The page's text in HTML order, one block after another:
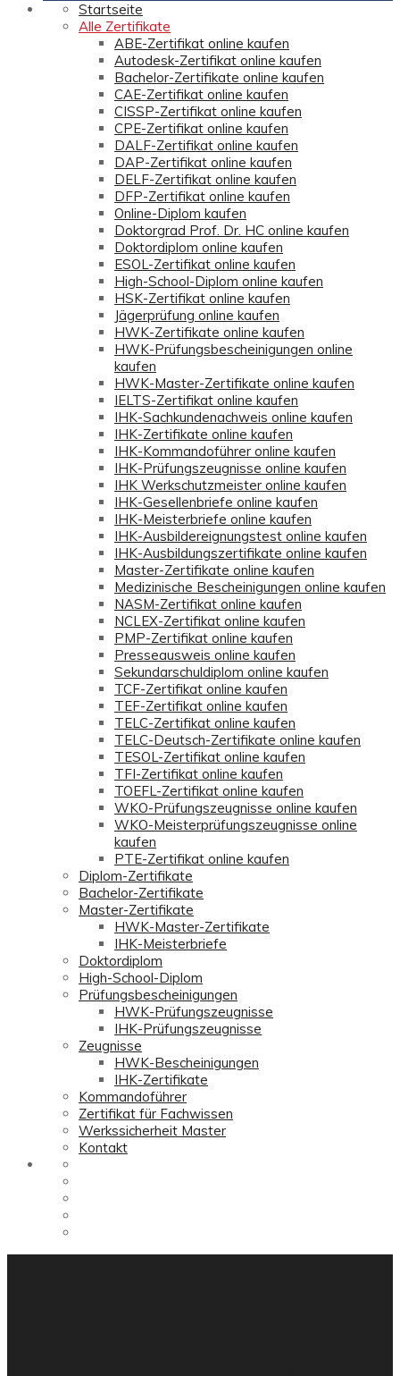
Startseite
Alle Zertifikate
ABE-Zertifikat online kaufen
Autodesk-Zertifikat online kaufen
Bachelor-Zertifikate online kaufen
CAE-Zertifikat online kaufen
CISSP-Zertifikat online kaufen
CPE-Zertifikat online kaufen
DALF-Zertifikat online kaufen
DAP-Zertifikat online kaufen
DELF-Zertifikat online kaufen
DFP-Zertifikat online kaufen
Online-Diplom kaufen
Doktorgrad Prof. Dr. HC online kaufen
Doktordiplom online kaufen
ESOL-Zertifikat online kaufen
High-School-Diplom online kaufen
HSK-Zertifikat online kaufen
Jägerprüfung online kaufen
HWK-Zertifikate online kaufen
HWK-Prüfungsbescheinigungen online
kaufen
HWK-Master-Zertifikate online kaufen
IELTS-Zertifikat online kaufen
IHK-Sachkundenachweis online kaufen
IHK-Zertifikate online kaufen
IHK-Kommandoführer online kaufen
IHK-Prüfungszeugnisse online kaufen
IHK Werkschutzmeister online kaufen
IHK-Gesellenbriefe online kaufen
IHK-Meisterbriefe online kaufen
IHK-Ausbildereignungstest online kaufen
IHK-Ausbildungszertifikate online kaufen
Master-Zertifikate online kaufen
Medizinische Bescheinigungen online kaufen
NASM-Zertifikat online kaufen
NCLEX-Zertifikat online kaufen
PMP-Zertifikat online kaufen
Presseausweis online kaufen
Sekundarschuldiplom online kaufen
TCF-Zertifikat online kaufen
TEF-Zertifikat online kaufen
TELC-Zertifikat online kaufen
TELC-Deutsch-Zertifikate online kaufen
TESOL-Zertifikat online kaufen
TFI-Zertifikat online kaufen
TOEFL-Zertifikat online kaufen
WKO-Prüfungszeugnisse online kaufen
WKO-Meisterprüfungszeugnisse online
kaufen
PTE-Zertifikat online kaufen
Diplom-Zertifikate
Bachelor-Zertifikate
Master-Zertifikate
HWK-Master-Zertifikate
IHK-Meisterbriefe
Doktordiplom
High-School-Diplom
Prüfungsbescheinigungen
HWK-Prüfungszeugnisse
IHK-Prüfungszeugnisse
Zeugnisse
HWK-Bescheinigungen
IHK-Zertifikate
Kommandoführer
Zertifikat für Fachwissen
Werkssicherheit Master
Kontakt